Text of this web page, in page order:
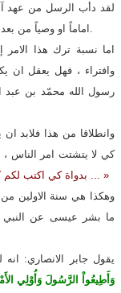
لقد دأب الرسل من عهد
اما نسبة ترك هذا
وافتراء ، فهل يعقل ان
رسول الله محمّد بن عبد
وانطلاقا من هذا فلابد
كي لا يتشتت امر الناس
بدواة كي اكتب لكم « اني مخلف فيكم الثقلين ... »
وهكذا هي سنة الاولين
ما بشر عيسى عن النبي
يقول جابر الانصاري: انه
وَأَطِيعُواْ الرَّسُولَ وَأُوْلِي